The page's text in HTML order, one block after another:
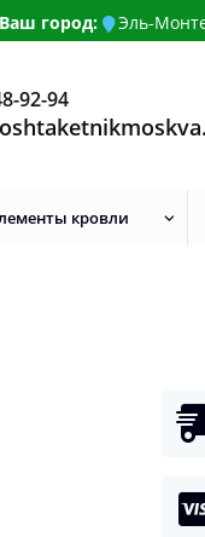
Ваш город: Эль-
92-94
кровли